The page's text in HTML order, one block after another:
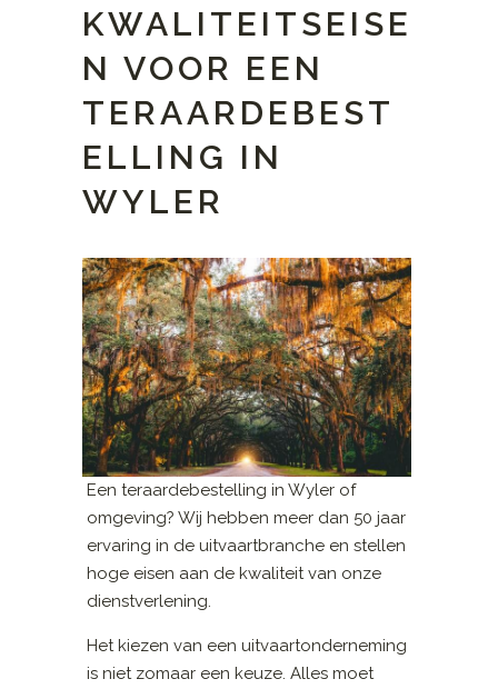
KWALITEITSEISE
N VOOR EEN
TERAARDEBEST
ELLING IN
WYLER
Een teraardebestelling in Wyler of
omgeving? Wij hebben meer dan 50 jaar
ervaring in de uitvaartbranche en stellen
hoge eisen aan de kwaliteit van onze
dienstverlening.
Het kiezen van een uitvaartonderneming
is niet zomaar een keuze. Alles moet